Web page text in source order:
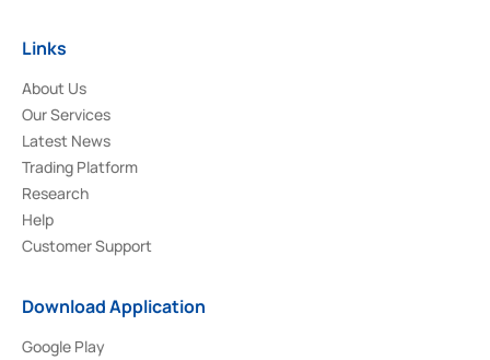
Links
About Us
Our Services
Latest News
Trading Platform
Research
Help
Customer Support
Download Application
Google Play